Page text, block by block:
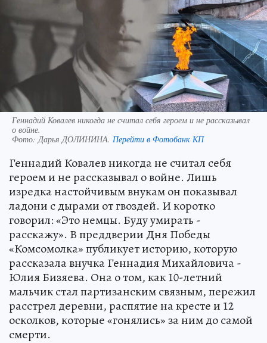
Геннадий Ковалев никогда не считал себя героем и не рассказывал
о войне.
Фото: Дарья ДОЛИНИНА. Перейти в Фотобанк КП
Геннадий Ковалев никогда не считал себя
героем и не рассказывал о войне. Лишь
изредка настойчивым внукам он показывал
ладони с дырами от гвоздей. И коротко
говорил: «Это немцы. Буду умирать -
расскажу». В преддверии Дня Победы
«Комсомолка» публикует историю, которую
рассказала внучка Геннадия Михайловича -
Юлия Бизяева. Она о том, как 10-летний
мальчик стал партизанским связным, пережил
расстрел деревни, распятие на кресте и 12
осколков, которые «гонялись» за ним до самой
смерти.